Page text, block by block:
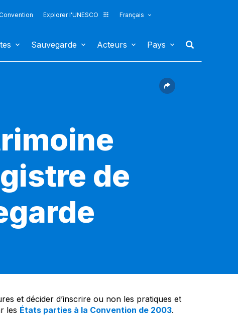
Explorer l'UNESCO
Français
Sauvegarde Acteurs Pays
de
et décider d’inscrire ou non les pratiques et
les États parties à la Convention de 2003.